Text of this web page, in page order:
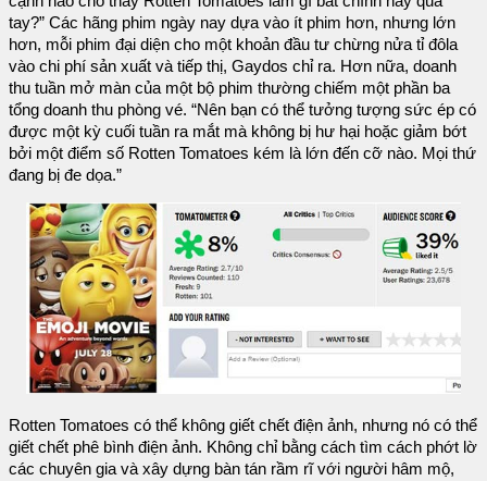
tay?” Các hãng phim ngày nay dựa vào ít phim hơn, nhưng lớn
hơn, mỗi phim đại diện cho một khoản đầu tư chừng nửa tỉ đôla
vào chi phí sản xuất và tiếp thị, Gaydos chỉ ra. Hơn nữa, doanh
thu tuần mở màn của một bộ phim thường chiếm một phần ba
tổng doanh thu phòng vé. “Nên bạn có thể tưởng tượng sức ép có
được một kỳ cuối tuần ra mắt mà không bị hư hại hoặc giảm bớt
bởi một điểm số Rotten Tomatoes kém là lớn đến cỡ nào. Mọi thứ
đang bị đe dọa.”
Rotten Tomatoes có thể không giết chết điện ảnh, nhưng nó có thể
giết chết phê bình điện ảnh. Không chỉ bằng cách tìm cách phớt lờ
các chuyên gia và xây dựng bàn tán rầm rĩ với người hâm mộ,